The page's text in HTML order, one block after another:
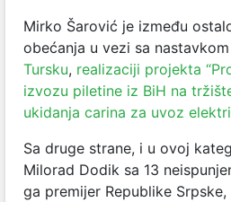
Mirko Šarović je između
obećanja u vezi sa nastavkom
Tursku, realizaciji projekta
izvozu piletine iz BiH na
ukidanja carina za uvoz
Sa druge strane, i u ovoj
Milorad Dodik sa 13
ga premijer Republike